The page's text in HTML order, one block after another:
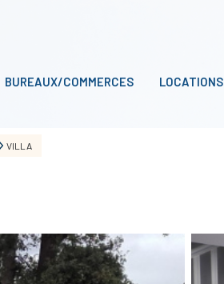
BUREAUX/COMMERCES LOCATIONS
VILLA